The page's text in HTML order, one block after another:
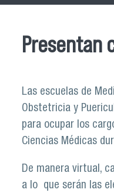
Presentan
Las escuelas de
Obstetricia y
para ocupar los
Ciencias Médicas
De manera virtual,
a lo que serán las